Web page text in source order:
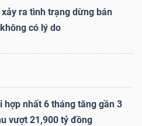
ra tình trạng dừng bán
có lý do
hợp nhất 6 tháng tăng gần 3
vượt 21,900 tỷ đồng